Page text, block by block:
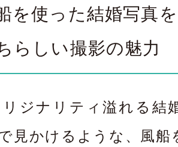
お問合せ・資料請
を使った結婚写真
らしい撮影の魅力
リジナリティ溢れる結
見かけるような、風